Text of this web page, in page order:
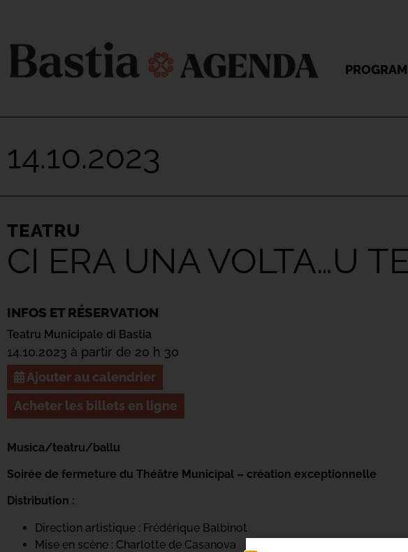
14.10.2023
TEATRU
CI ERA UNA VOLTA…U
INFOS ET RÉSERVATION
Teatru Municipale di Bastia
14.10.2023 à partir de 20 h 30
Ajouter au calendrier
Acheter les billets en ligne
Musica/teatru/ballu
Soirée de fermeture du Théâtre Municipal – création exceptionnelle
Distribution :
Direction artistique : Frédérique Balbinot
Mise en scène : Charlotte de Casanova